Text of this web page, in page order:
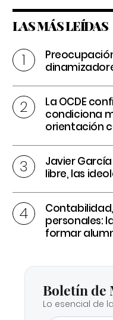
LAS MÁS LEÍDAS
La OCDE
condiciona
orientación
Javier
libre, las
personales:
formar
Boletín de
Lo esencial de